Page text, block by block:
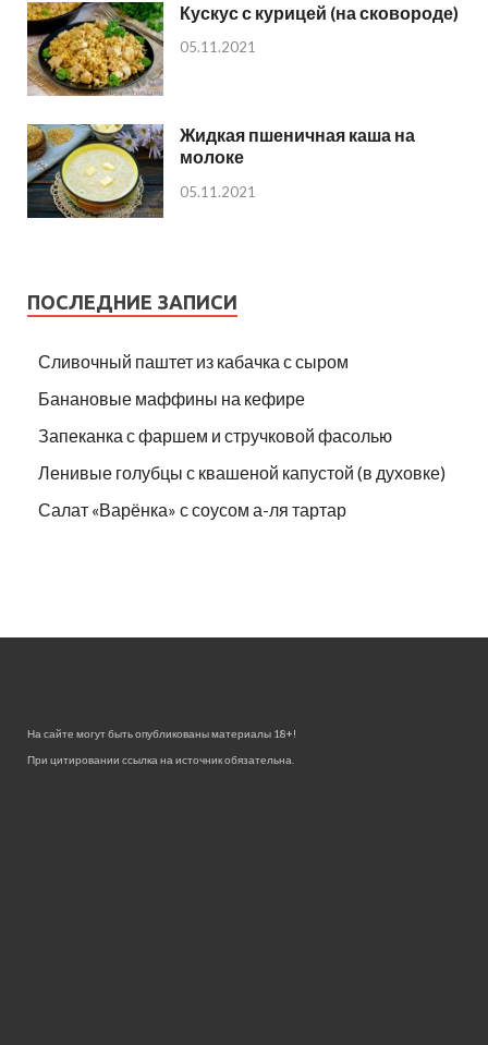
Кускус с курицей (на сковороде)
05.11.2021
Жидкая пшеничная каша на
молоке
05.11.2021
ПОСЛЕДНИЕ ЗАПИСИ
Сливочный паштет из кабачка с сыром
Банановые маффины на кефире
Запеканка с фаршем и стручковой фасолью
Ленивые голубцы с квашеной капустой (в духовке)
Салат «Варёнка» с соусом а-ля тартар
На сайте могут быть опубликованы материалы 18+!
При цитировании ссылка на источник обязательна.